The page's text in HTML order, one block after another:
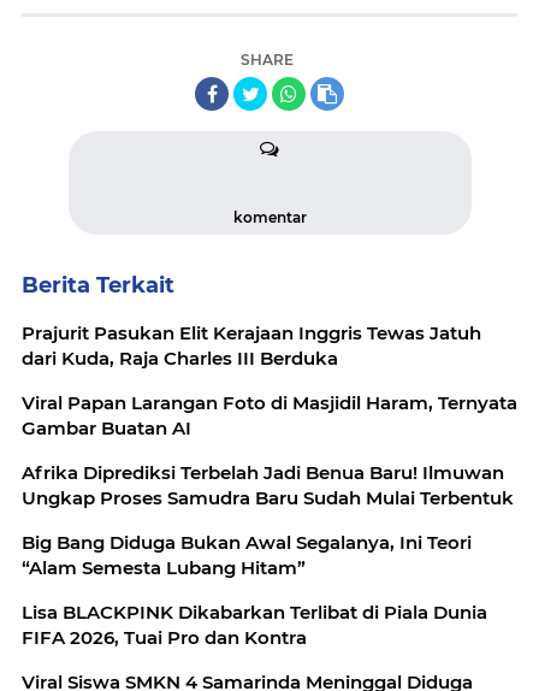
SHARE
komentar
Berita Terkait
Prajurit Pasukan Elit Kerajaan Inggris Tewas Jatuh
dari Kuda, Raja Charles III Berduka
Viral Papan Larangan Foto di Masjidil Haram, Ternyata
Gambar Buatan AI
Afrika Diprediksi Terbelah Jadi Benua Baru! Ilmuwan
Ungkap Proses Samudra Baru Sudah Mulai Terbentuk
Big Bang Diduga Bukan Awal Segalanya, Ini Teori
“Alam Semesta Lubang Hitam”
Lisa BLACKPINK Dikabarkan Terlibat di Piala Dunia
FIFA 2026, Tuai Pro dan Kontra
Viral Siswa SMKN 4 Samarinda Meninggal Diduga